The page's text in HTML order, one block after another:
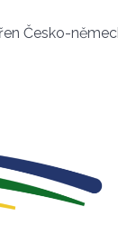
Česko-